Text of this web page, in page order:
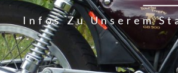
Infos Zu Unserem